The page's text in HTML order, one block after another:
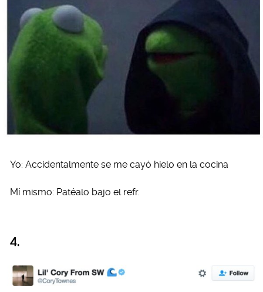
Yo: Accidentalmente se me cayó hielo en la cocina
Mí mismo: Patéalo bajo el refr.
4.